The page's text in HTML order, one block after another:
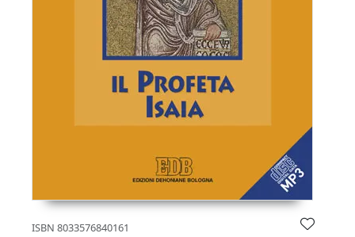
ISBN 8033576840161